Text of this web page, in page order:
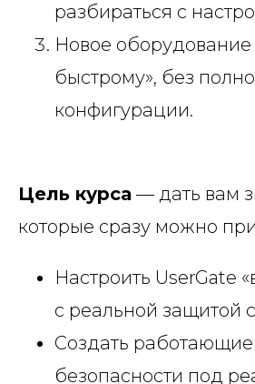
разбираться с
Новое оборудование
быстрому», без
конфигурации.
Цель курса — дать вам
которые сразу можно
Настроить UserGate
с реальной защитой
Создать работающие
безопасности под